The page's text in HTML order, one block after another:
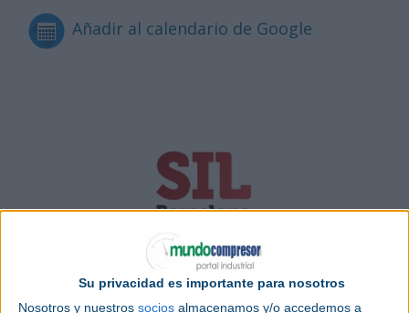
Su privacidad es importante para nosotros
Nosotros y nuestros socios almacenamos y/o accedemos a
Añadir al calendario de Google
Feria